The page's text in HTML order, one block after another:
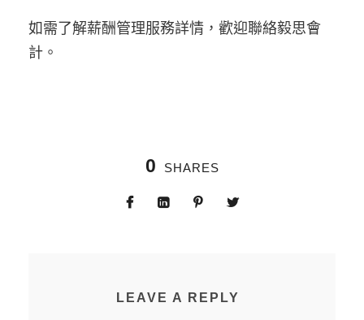
如需了解薪酬管理服務詳情，歡迎聯絡毅思會
計。
0 SHARES
LEAVE A REPLY